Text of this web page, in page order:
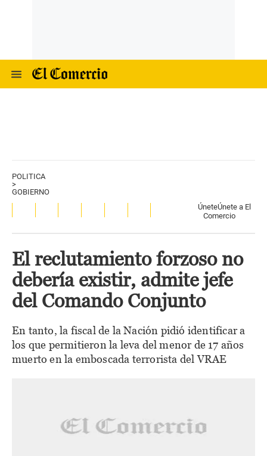
POLITICA
>
GOBIERNO
ÚneteÚnete a El
Comercio
El reclutamiento forzoso no
debería existir, admite jefe
del Comando Conjunto
En tanto, la fiscal de la Nación pidió identificar a
los que permitieron la leva del menor de 17 años
muerto en la emboscada terrorista del VRAE